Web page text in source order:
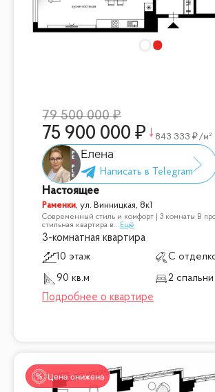
79 500 000
75 900 000 843 333 /м²
Елена
Настоящее
Раменки,ул. Винницкая, 8к1
Современный стиль и комфорт | 3 комнаты В
стильная квартира в... Ещё
3-комнатная квартира
10 этаж
С
90 кв.м
2 спальни
Цена снижена